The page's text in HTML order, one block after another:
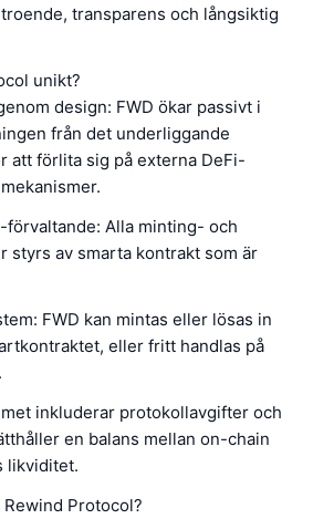
transparens och långsiktig
unikt?
design: FWD ökar passivt i
från det underliggande
att förlita sig på externa DeFi-
Alla minting- och
styrs av smarta kontrakt som är
FWD kan mintas eller lösas in
eller fritt handlas på
inkluderar protokollavgifter och
en balans mellan on-chain
likviditet.
Protocol?